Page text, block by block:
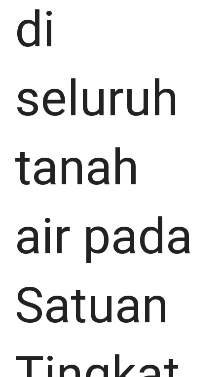
di
seluruh
tanah
air pada
Satuan